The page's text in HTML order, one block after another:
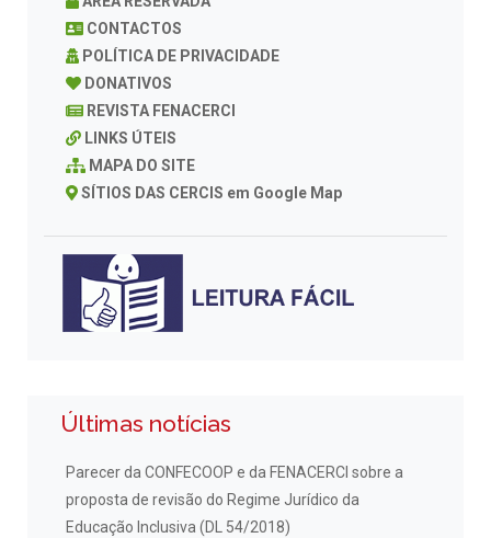
CONTACTOS
POLÍTICA DE PRIVACIDADE
DONATIVOS
REVISTA FENACERCI
LINKS ÚTEIS
MAPA DO SITE
SÍTIOS DAS CERCIS em Google Map
Últimas notícias
Parecer da CONFECOOP e da FENACERCI sobre a
proposta de revisão do Regime Jurídico da
Educação Inclusiva (DL 54/2018)